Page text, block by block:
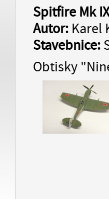
Spitfire Mk
Autor: Karel
Stavebnice:
Obtisky